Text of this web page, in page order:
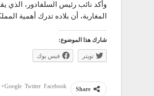
وأكد نائب رئيس السلفادور، الذي
المغاربة، أن بلاده تدرك أهمية
شارك هذا الموضوع:
تويتر فيس بوك
Share
Facebook
Twitter
Google+